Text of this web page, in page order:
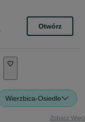
Otwórz
Wierzbica-Osiedle
Zobacz